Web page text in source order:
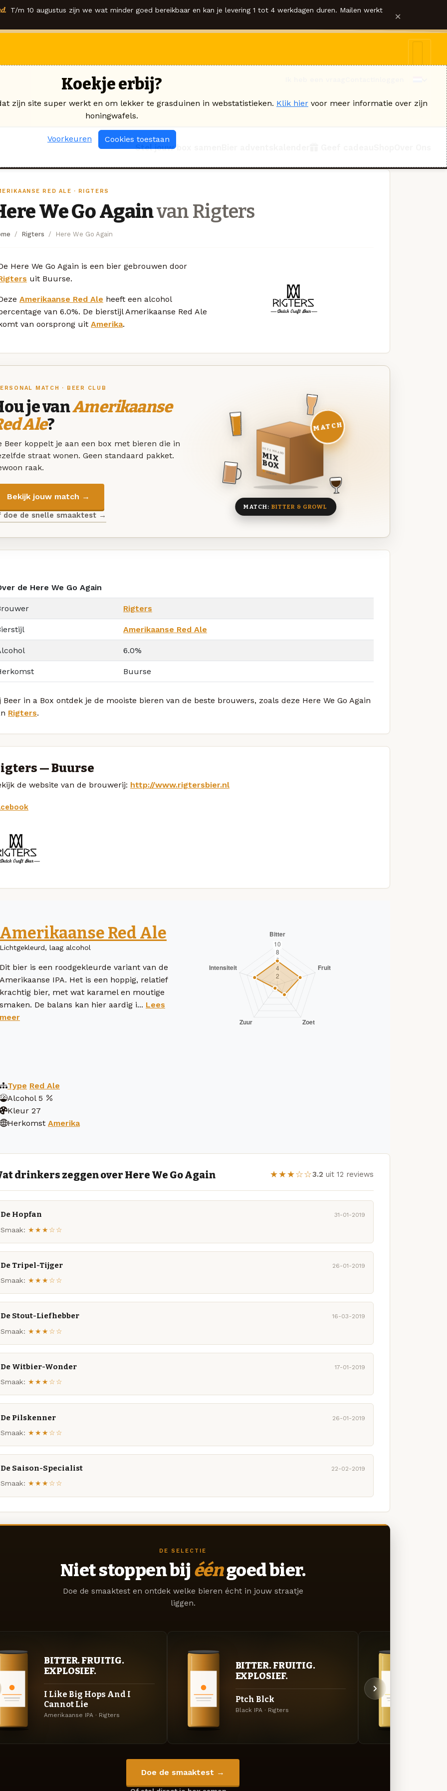
T/m 10 augustus zijn we wat minder goed bereikbaar en kan je levering 1 tot 4 werkdagen duren. Mailen werkt ×
Stel jouw box samen
RED ALE · RIGTERS
We Go Againvan Rigters
Rigters Here We Go Again
Here We Go Again is een bier gebrouwen door
uit Buurse.
Amerikaanse Red Ale heeft een alcohol
van 6.0%. De bierstijl Amerikaanse Red Ale
van oorsprong uit Amerika.
MATCH · BEER CLUB
je vanAmerikaanse
Ale?
Beer koppelt je aan een box met bieren die in
straat wonen. Geen standaard pakket.
raak.
Bekijk jouw match →
doe de snelle smaaktest →
DEZE MAAND
MIX
BOX
8 BIEREN
MATCH
MATCH: BITTER & GROWL
de Here We Go Again
Rigters
Amerikaanse Red Ale
6.0%
Buurse
Beer in a Box ontdek je de mooiste bieren van de beste brouwers, zoals deze Here We Go Again
Rigters.
— Buurse
de website van de brouwerij: http://www.rigtersbier.nl
Amerikaanse Red Ale
Lichtgekleurd, laag alcohol
Dit bier is een roodgekleurde variant van de
Amerikaanse IPA. Het is een hoppig, relatief
krachtig bier, met wat karamel en moutige
smaken. De balans kan hier aardig i... Lees
meer
Type Red Ale
Alcohol 5
Kleur 27
Herkomst Amerika
drinkers zeggen over Here We Go Again ★★★☆☆3.2 uit 12 reviews
De Hopfan 31-01-2019
Smaak: ★★★☆☆
De Tripel-Tijger 26-01-2019
Smaak: ★★★☆☆
De Stout-Liefhebber 16-03-2019
Smaak: ★★★☆☆
De Witbier-Wonder 17-01-2019
Smaak: ★★★☆☆
De Pilskenner 26-01-2019
Smaak: ★★★☆☆
De Saison-Specialist 22-02-2019
Smaak: ★★★☆☆
DE SELECTIE
Niet stoppen bij ééngoed bier.
Doe de smaaktest en ontdek welke bieren écht in jouw straatje
liggen.
BITTER. FRUITIG.
EXPLOSIEF.
I Like Big Hops And I
Cannot Lie
Amerikaanse IPA · Rigters
BITTER. FRUITIG.
EXPLOSIEF.
Ptch Blck
Black IPA · Rigters
Doe de smaaktest →
Koekje erbij?
zijn site super werkt en om lekker te grasduinen in webstatistieken. Klik hier voor meer informatie over zijn
honingwafels.
Voorkeuren Cookies toestaan